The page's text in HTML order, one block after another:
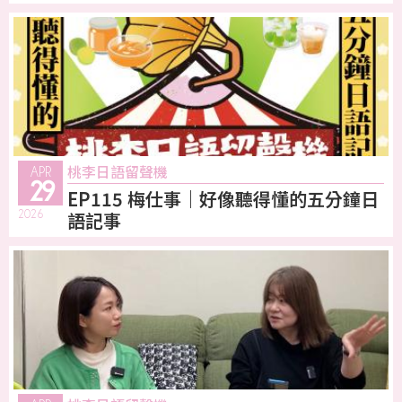
APR
29
2026
桃李日語留聲機
EP115 梅仕事｜好像聽得懂的五分鐘日
語記事